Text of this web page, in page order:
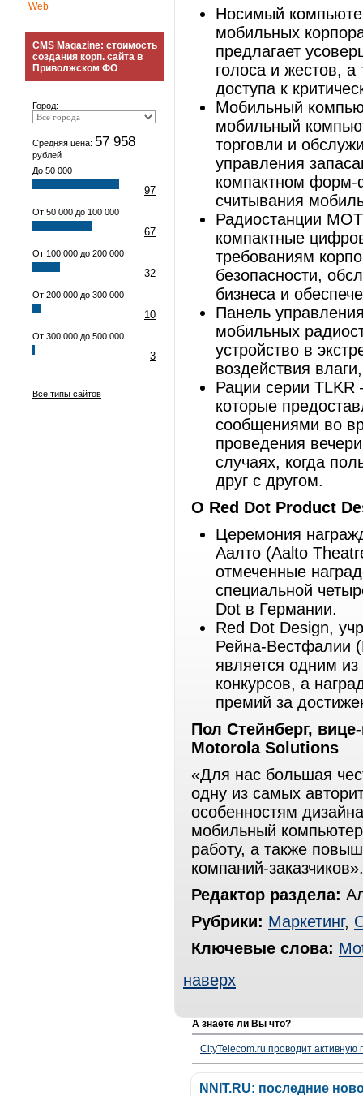
Web
CMS Magazine: стоимость
создания корп. сайта в
Приволжском ФО
Город:
Средняя цена: 57 958
рублей
До 50 000
97
От 50 000 до 100 000
67
От 100 000 до 200 000
32
От 200 000 до 300 000
10
От 300 000 до 500 000
3
Все типы сайтов
Носимый
мобильных
предлагает
голоса и жестов,
доступа к
Мобильный
мобильный
торговли и
управления
компактном форм-
считывания
Радиостанции
компактные
требованиям
безопасности,
бизнеса и
Панель
мобильных
устройство в
воздействия
Рации серии TLKR
которые
сообщениями во
проведения
случаях, когда
друг с другом.
О Red Dot Product
Церемония
Аалто (Aalto
отмеченные
специальной
Dot в Германии.
Red Dot Design,
Рейна-Вестфалии
является одним
конкурсов, а
премий за
Пол Стейнберг,
Motorola Solutions
«Для нас большая
одну из самых
особенностям
мобильный
работу, а также
компаний-заказчиков».
Редактор раздела:
Рубрики: Маркетинг,
Ключевые слова:
наверх
А знаете ли Вы что?
CityTelecom.ru проводит активную
NNIT.RU: последние